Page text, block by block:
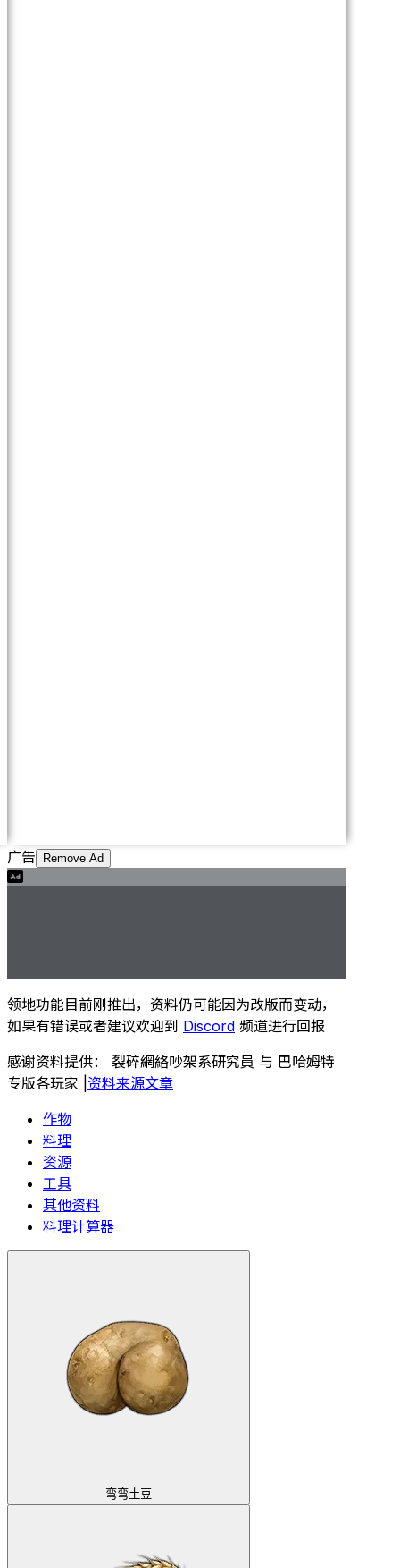
广告 Remove Ad
领地功能目前刚推出，资料仍可能因为改版而变动，
如果有错误或者建议欢迎到 Discord 频道进行回报
感谢资料提供： 裂碎網絡吵架系研究員 与 巴哈姆特
专版各玩家 资料来源文章
作物
料理
资源
工具
其他资料
料理计算器
弯弯土豆